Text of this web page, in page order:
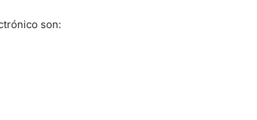
son: